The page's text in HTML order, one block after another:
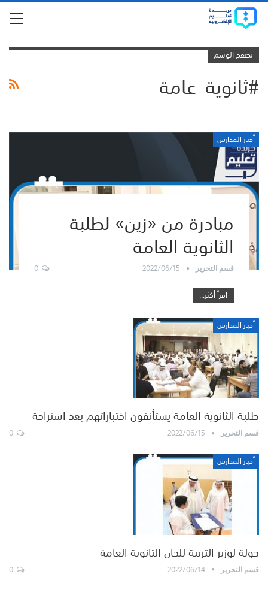
تصفح الوسم
#ثانوية_عامة
أخبار المدارس
مبادرة من «زين» لطلبة
الثانوية العامة
قسم التحرير 2022/06/15
0
اقرأ أكثر...
أخبار المدارس
طلبة الثانوية العامة يستأنفون اختباراتهم بعد استراحة
قسم التحرير 2022/06/15
أخبار المدارس
جولة لوزير التربية للجان الثانوية العامة
قسم التحرير 2022/06/14